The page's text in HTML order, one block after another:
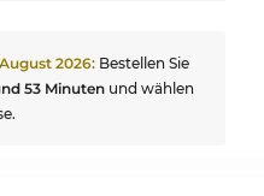
August 2026: Bestellen Sie
53 Minuten und wählen